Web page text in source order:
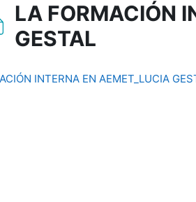
LA FORMACIÓN
GESTAL
INTERNA EN AEMET_LUCIA